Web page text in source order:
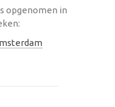
opgenomen in